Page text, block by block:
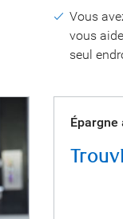
Vous
vous
seul
Épargne